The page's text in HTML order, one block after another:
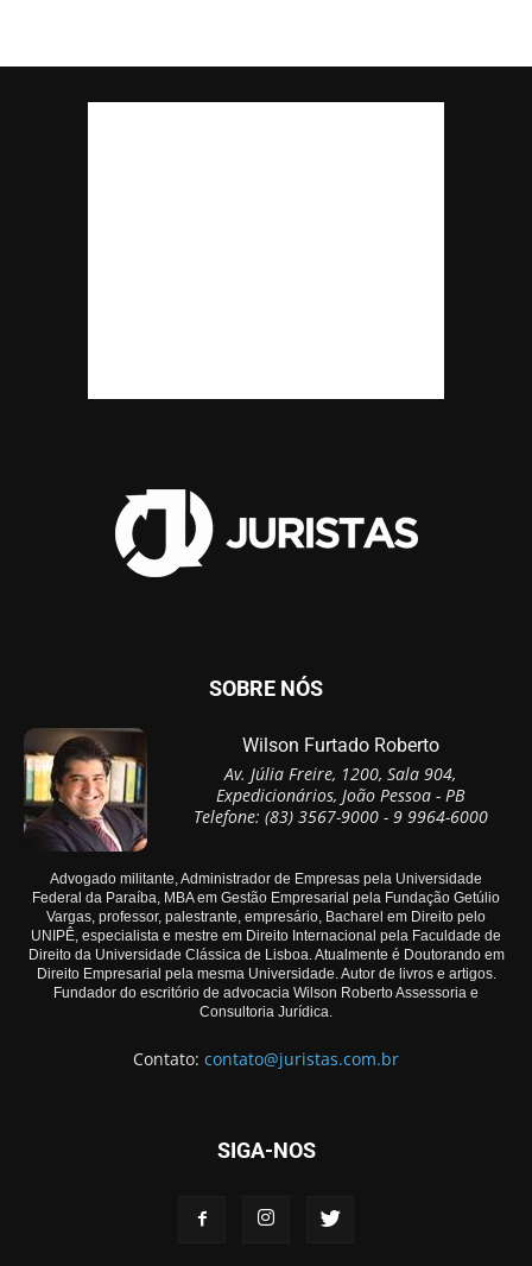
SOBRE NÓS
Wilson Furtado Roberto
Av. Júlia Freire, 1200, Sala 904,
Expedicionários, João Pessoa - PB
Telefone: (83) 3567-9000 - 9 9964-6000
Advogado militante, Administrador de Empresas pela Universidade
Federal da Paraíba, MBA em Gestão Empresarial pela Fundação Getúlio
Vargas, professor, palestrante, empresário, Bacharel em Direito pelo
UNIPÊ, especialista e mestre em Direito Internacional pela Faculdade de
Direito da Universidade Clássica de Lisboa. Atualmente é Doutorando em
Direito Empresarial pela mesma Universidade. Autor de livros e artigos.
Fundador do escritório de advocacia Wilson Roberto Assessoria e
Consultoria Jurídica.
Contato: contato@juristas.com.br
SIGA-NOS